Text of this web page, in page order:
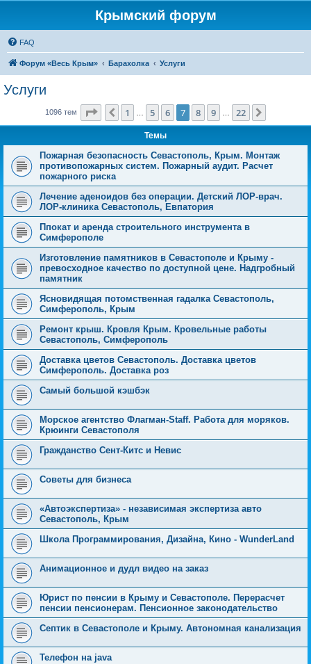
Крымский форум
FAQ
Форум «Весь Крым» Барахолка Услуги
Услуги
1096 тем Страница из 22
Пред.
1 5 6 7 8 9 22
Темы
Пожарная безопасность Севастополь, Крым. Монтаж
противопожарных систем. Пожарный аудит. Расчет
пожарного риска
Лечение аденоидов без операции. Детский ЛОР-врач.
ЛОР-клиника Севастополь, Евпатория
Ппокат и аренда строительного инструмента в
Симферополе
Изготовление памятников в Севастополе и Крыму -
превосходное качество по доступной цене. Надгробный
памятник
Ясновидящая потомственная гадалка Севастополь,
Симферополь, Крым
Ремонт крыш. Кровля Крым. Кровельные работы
Севастополь, Симферополь
Доставка цветов Севастополь. Доставка цветов
Симферополь. Доставка роз
Самый большой кэшбэк
Морское агентство Флагман-Staff. Работа для моряков.
Крюинги Севастополя
Гражданство Сент-Китс и Невис
Советы для бизнеса
«Автоэкспертиза» - независимая экспертиза авто
Севастополь, Крым
Школа Программирования, Дизайна, Кино - WunderLand
Анимационное и дудл видео на заказ
Юрист по пенсии в Крыму и Севастополе. Перерасчет
пенсии пенсионерам. Пенсионное законодательство
Септик в Севастополе и Крыму. Автономная канализация
Телефон на java